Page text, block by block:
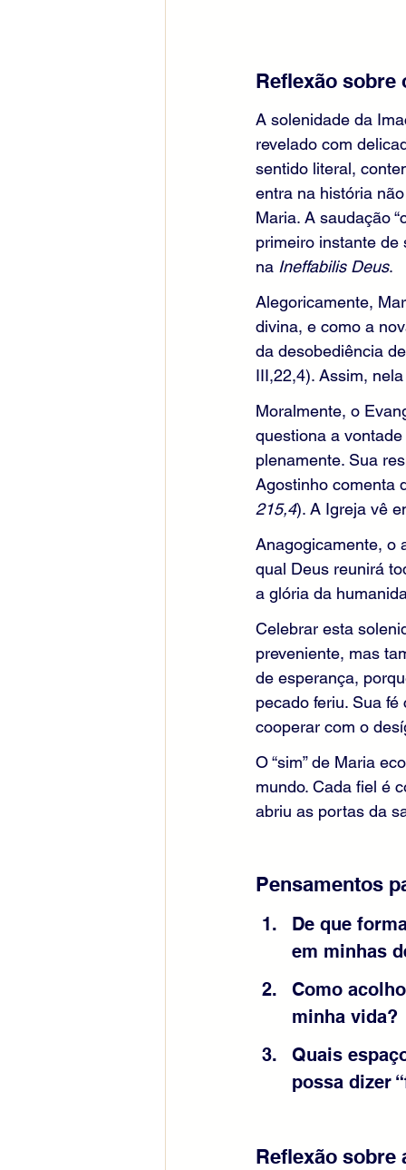
Reflexão sobre
A solenidade da
revelado com
sentido literal,
entra na história
Maria. A saudação
primeiro instante de
na Ineffabilis Deus.
Alegoricamente,
divina, e como a
da desobediência
III,22,4). Assim,
Moralmente, o
questiona a
plenamente. Sua
Agostinho comenta
215,4). A Igreja vê
Anagogicamente, o
qual Deus reunirá
a glória da
Celebrar esta
preveniente, mas
de esperança,
pecado feriu. Sua
cooperar com o
O “sim” de Maria
mundo. Cada fiel é
abriu as portas da
Pensamentos
De que
em minhas
Como
minha vida?
Quais
possa dizer
Reflexão sobre